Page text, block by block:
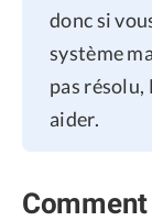
donc si
système
pas
aider.